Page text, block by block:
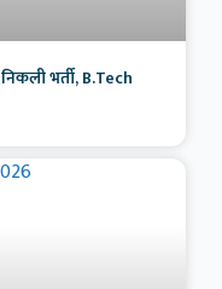
भर्ती, B.Tech